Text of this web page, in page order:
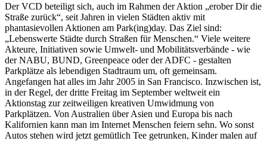
Der VCD beteiligt sich, auch im Rahmen der Aktion „erober Dir die
Straße zurück“, seit Jahren in vielen Städten aktiv mit
phantasievollen Aktionen am Park(ing)day. Das Ziel sind:
„Lebenswerte Städte durch Straßen für Menschen.“ Viele weitere
Akteure, Initiativen sowie Umwelt- und Mobilitätsverbände - wie
der NABU, BUND, Greenpeace oder der ADFC - gestalten
Parkplätze als lebendigen Stadtraum um, oft gemeinsam.
Angefangen hat alles im Jahr 2005 in San Francisco. Inzwischen ist,
in der Regel, der dritte Freitag im September weltweit ein
Aktionstag zur zeitweiligen kreativen Umwidmung von
Parkplätzen. Von Australien über Asien und Europa bis nach
Kalifornien kann man im Internet Menschen feiern sehn. Wo sonst
Autos stehen wird jetzt gemütlich Tee getrunken, Kinder malen auf